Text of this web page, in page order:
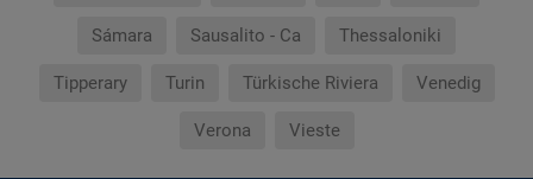
Sámara Sausalito - Ca Thessaloniki
Tipperary Turin Türkische Riviera Venedig
Verona Vieste